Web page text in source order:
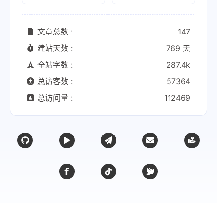
文章总数 :
147
建站天数 :
769 天
全站字数 :
287.4k
总访客数 :
57364
总访问量 :
112469